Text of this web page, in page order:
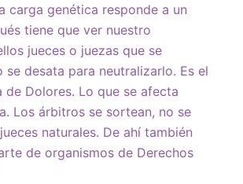
carga genética responde a un
tiene que ver nuestro
jueces o juezas que se
desata para neutralizarlo. Es el
Dolores. Lo que se afecta
Los árbitros se sortean, no se
naturales. De ahí también
de organismos de Derechos